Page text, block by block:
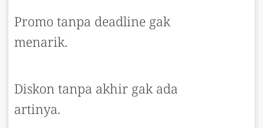
Promo tanpa deadline gak
menarik.
Diskon tanpa akhir gak ada
artinya.